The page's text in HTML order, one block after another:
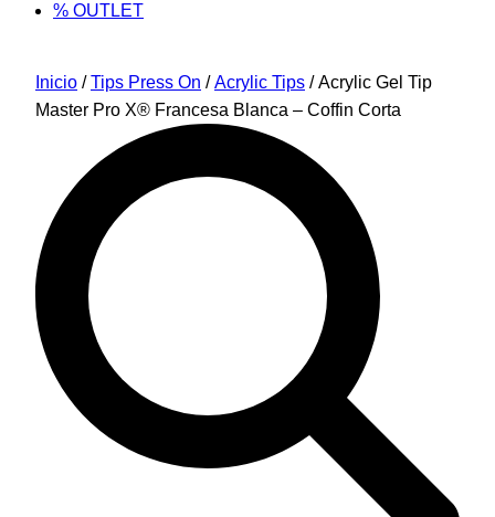
% OUTLET
Inicio /Tips Press On /Acrylic Tips / Acrylic Gel Tip
Master Pro X® Francesa Blanca – Coffin Corta